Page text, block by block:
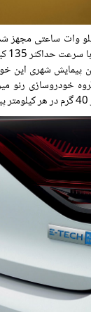
خودرو به یک باتری 9.8 کیلو وات
می
خودروسازی رنو